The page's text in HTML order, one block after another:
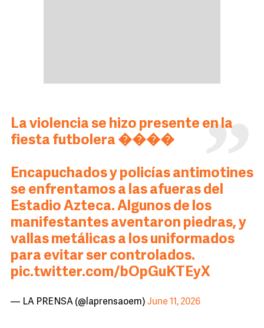
La violencia se hizo presente en la
fiesta futbolera ����
Encapuchados y policías antimotines
se enfrentamos a las afueras del
Estadio Azteca. Algunos de los
manifestantes aventaron piedras, y
vallas metálicas a los uniformados
para evitar ser controlados.
pic.twitter.com/bOpGuKTEyX
— LA PRENSA (@laprensaoem) June 11, 2026